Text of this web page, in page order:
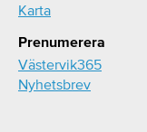
Karta
Prenumerera
Västervik365
Nyhetsbrev